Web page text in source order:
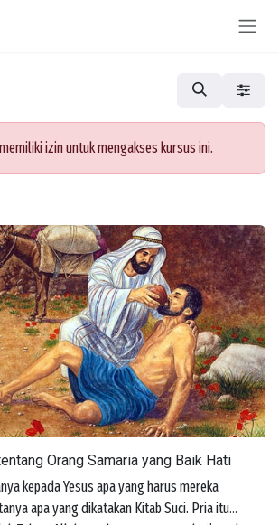
izin untuk mengakses kursus ini.
Orang Samaria yang Baik Hati
kepada Yesus apa yang harus mereka
apa yang dikatakan Kitab Suci. Pria itu